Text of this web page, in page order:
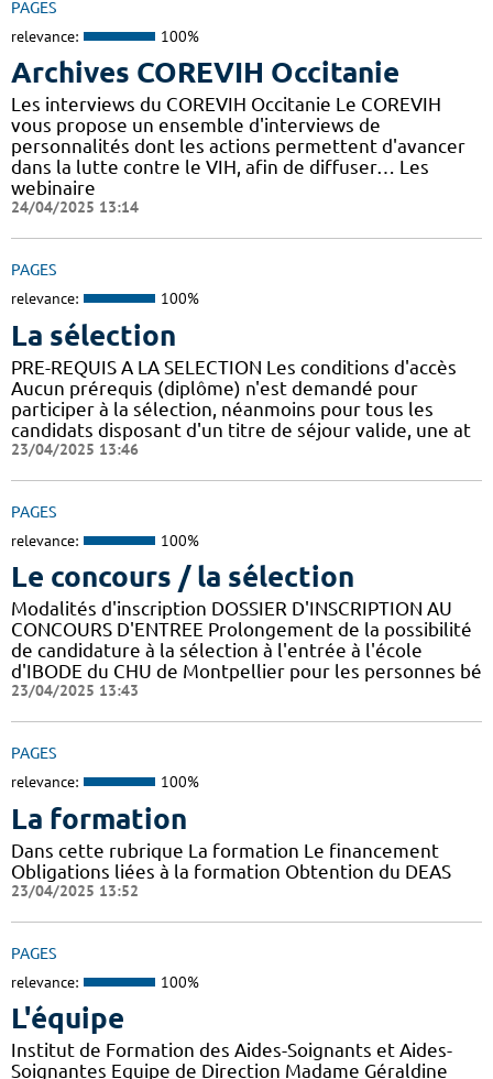
PAGES
relevance: 100%
Archives COREVIH Occitanie
Les interviews du COREVIH Occitanie Le COREVIH
vous propose un ensemble d'interviews de
personnalités dont les actions permettent d'avancer
dans la lutte contre le VIH, afin de diffuser… Les
webinaire
24/04/2025 13:14
PAGES
relevance: 100%
La sélection
PRE-REQUIS A LA SELECTION Les conditions d'accès
Aucun prérequis (diplôme) n'est demandé pour
participer à la sélection, néanmoins pour tous les
candidats disposant d'un titre de séjour valide, une at
23/04/2025 13:46
PAGES
relevance: 100%
Le concours / la sélection
Modalités d'inscription DOSSIER D'INSCRIPTION AU
CONCOURS D'ENTREE Prolongement de la possibilité
de candidature à la sélection à l'entrée à l'école
d'IBODE du CHU de Montpellier pour les personnes bé
23/04/2025 13:43
PAGES
relevance: 100%
La formation
Dans cette rubrique La formation Le financement
Obligations liées à la formation Obtention du DEAS
23/04/2025 13:52
PAGES
relevance: 100%
L'équipe
Institut de Formation des Aides-Soignants et Aides-
Soignantes Equipe de Direction Madame Géraldine